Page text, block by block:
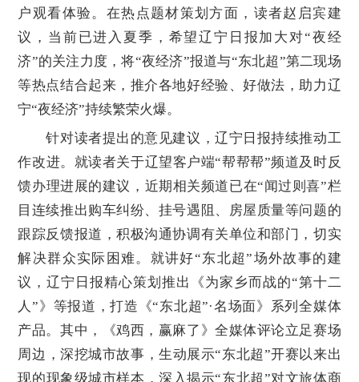
户观看体验。在热点题材策划方面，读者赵启宾建
议，当前已进入夏季，希望辽宁日报加大对“夜经
济”的关注力度，将“夜经济”报道与“东北超”第二现场
等热点结合起来，推介各地好经验、好做法，助力辽
宁“夜经济”持续繁荣火爆。
针对读者提出的意见建议，辽宁日报持续推动工
作改进。就读者关于辽望客户端“帮帮帮”频道及时反
馈办理进展的建议，近期相关频道已在“闻过则喜”栏
目连续推出购车纠纷、挂号遇阻、房屋质量等问题的
跟踪反馈报道，积极沟通协调有关单位和部门，切实
解决群众实际困难。就讲好“东北超”场外故事的建
议，辽宁日报精心策划推出《为家乡而战的“第十二
人”》等报道，打造《“东北超”·名场面》系列全媒体
产品。其中，《鸡西，赢麻了》全媒体评论立足赛场
周边，深挖城市故事，生动展示“东北超”开赛以来出
现的现象级城市样本，深入揭示“东北超”对文旅体商